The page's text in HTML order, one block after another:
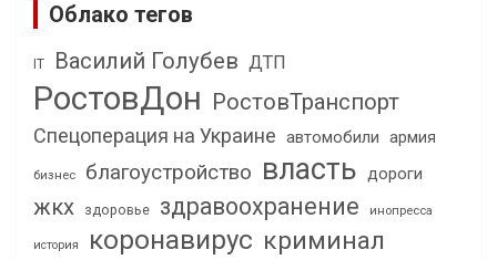
Облако тегов
IT Василий Голубев ДТП
РостовДон РостовТранспорт
Спецоперация на Украине автомобили армия
бизнес благоустройство власть дороги
жкх здоровье здравоохранение инопресса
история коронавирус криминал